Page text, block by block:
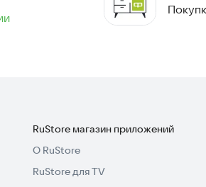
RuStore магазин приложений
О RuStore
RuStore для TV